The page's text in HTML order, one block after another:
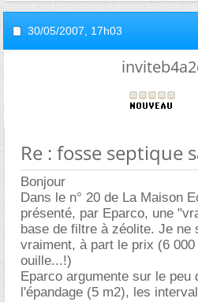
30/05/2007, 17h03
Re : fosse septique
Bonjour
Dans le n° 20 de La Maison
présenté, par Eparco, une
base de filtre à zéolite. Je ne
vraiment, à part le prix (6
ouille...!)
Eparco argumente sur le peu
l'épandage (5 m2), les